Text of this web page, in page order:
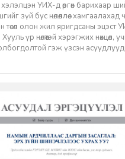
хэлэлцэн УИХ-д өргөн барихаар
зүй бус нөлөөллөөс хамгаалахад
олон жил яригдсаны эцэст
үр нөлөөтэй хэрэгжих нөхцөл,
гэж үзсэн